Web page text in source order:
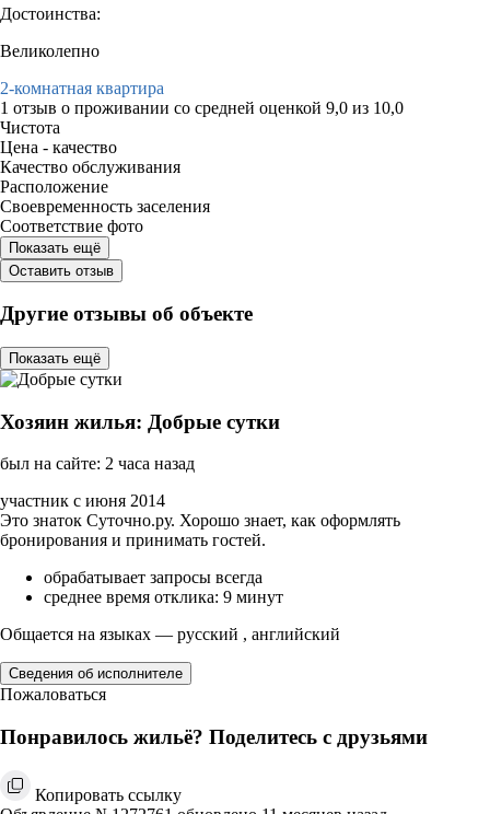
Достоинства:
Великолепно
2-комнатная квартира
1 отзыв о проживании со средней оценкой 9,0 из 10,0
Чистота
Цена - качество
Качество обслуживания
Расположение
Своевременность заселения
Соответствие фото
Показать ещё
Оставить отзыв
Другие отзывы об объекте
Показать ещё
Хозяин жилья: Добрые сутки
был на сайте: 2 часа назад
участник с июня 2014
Это знаток Суточно.ру. Хорошо знает, как оформлять
бронирования и принимать гостей.
обрабатывает запросы всегда
среднее время отклика: 9 минут
Общается на языках — русский , английский
Сведения об исполнителе
Пожаловаться
Понравилось жильё? Поделитесь с друзьями
Копировать ссылку